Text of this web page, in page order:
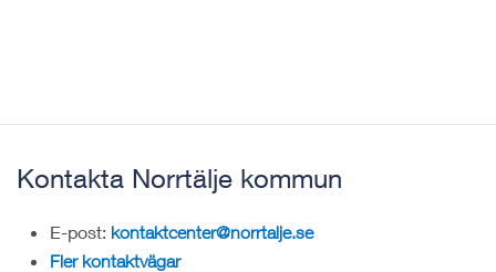
Kontakta Norrtälje kommun
E-post: kontaktcenter@norrtalje.se
Fler kontaktvägar